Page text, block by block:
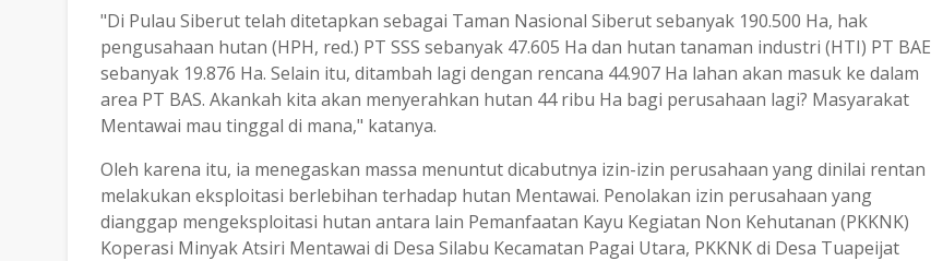
"Di Pulau Siberut telah ditetapkan sebagai Taman Nasional Siberut sebanyak 190.500 Ha, hak
pengusahaan hutan (HPH, red.) PT SSS sebanyak 47.605 Ha dan hutan tanaman industri (HTI) PT BAE
sebanyak 19.876 Ha. Selain itu, ditambah lagi dengan rencana 44.907 Ha lahan akan masuk ke dalam
area PT BAS. Akankah kita akan menyerahkan hutan 44 ribu Ha bagi perusahaan lagi? Masyarakat
Mentawai mau tinggal di mana," katanya.
Oleh karena itu, ia menegaskan massa menuntut dicabutnya izin-izin perusahaan yang dinilai rentan
melakukan eksploitasi berlebihan terhadap hutan Mentawai. Penolakan izin perusahaan yang
dianggap mengeksploitasi hutan antara lain Pemanfaatan Kayu Kegiatan Non Kehutanan (PKKNK)
Koperasi Minyak Atsiri Mentawai di Desa Silabu Kecamatan Pagai Utara, PKKNK di Desa Tuapeijat